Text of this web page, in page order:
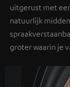
uitgerust met
natuurlijk
groter waarin je